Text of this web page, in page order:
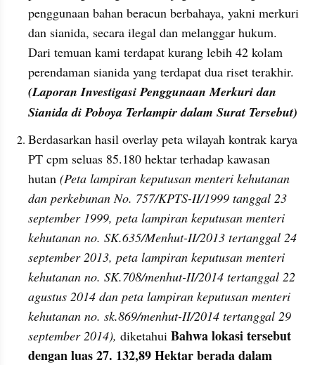
penggunaan bahan beracun berbahaya, yakni merkuri
dan sianida, secara ilegal dan melanggar hukum.
Dari temuan kami terdapat kurang lebih 42 kolam
(Laporan Investigasi Penggunaan Merkuri dan
Sianida di Poboya Terlampir dalam Surat Tersebut)
Berdasarkan hasil overlay peta wilayah kontrak karya
PT cpm seluas 85.180 hektar terhadap kawasan
hutan (Peta lampiran keputusan menteri kehutanan
dan perkebunan No. 757/KPTS-II/1999 tanggal 23
september 1999, peta lampiran keputusan menteri
kehutanan no. SK.635/Menhut-II/2013 tertanggal 24
september 2013, peta lampiran keputusan menteri
kehutanan no. SK.708/menhut-II/2014 tertanggal 22
agustus 2014 dan peta lampiran keputusan menteri
kehutanan no. sk.869/menhut-II/2014 tertanggal 29
september 2014), diketahui Bahwa lokasi tersebut
dengan luas 27. 132,89 Hektar berada dalam